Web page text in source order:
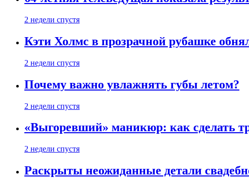
2 недели спустя
Кэти Холмс в прозрачной рубашке
2 недели спустя
Почему важно увлажнять губы летом?
2 недели спустя
«Выгоревший» маникюр: как сделать
2 недели спустя
Раскрыты неожиданные детали